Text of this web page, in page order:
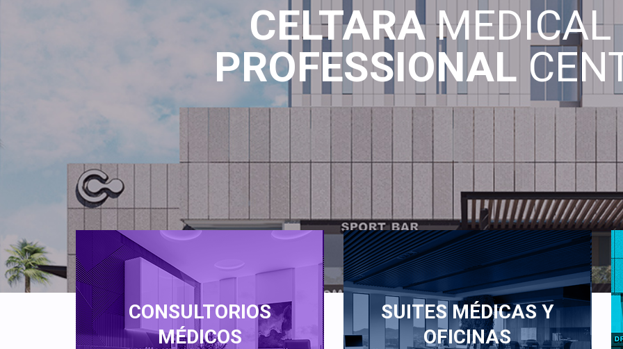
CELTARAMEDICAL
PROFESSIONAL
CONSULTORIOS
MÉDICOS
SUITES MÉDICAS Y
OFICINAS